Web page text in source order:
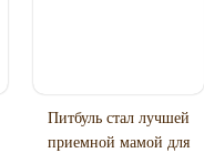
Питбуль стал лучшей
приемной мамой для